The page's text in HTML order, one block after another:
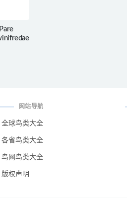
网站导航
全球鸟类大全
各省鸟类大全
鸟网鸟类大全
版权声明